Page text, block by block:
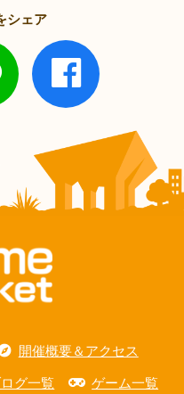
シェア
開催概要＆アクセス
グ一覧 ゲーム一覧